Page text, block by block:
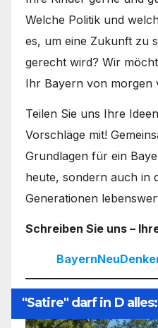
Welche Politik und
es, um eine Zukunft zu
gerecht wird? Wir
Ihr Bayern von morgen
Teilen Sie uns Ihre
Vorschläge mit!
Grundlagen für ein
heute, sondern auch in
Generationen
Schreiben Sie uns –
"Satire" darf in D alles: